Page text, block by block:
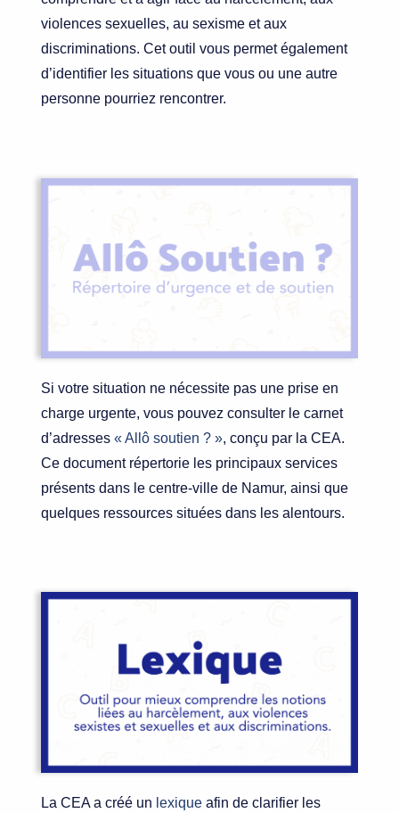
violences sexuelles, au sexisme et aux
discriminations. Cet outil vous permet également
d’identifier les situations que vous ou une autre
personne pourriez rencontrer.
Si votre situation ne nécessite pas une prise en
charge urgente, vous pouvez consulter le carnet
d’adresses « Allô soutien ? », conçu par la CEA.
Ce document répertorie les principaux services
présents dans le centre-ville de Namur, ainsi que
quelques ressources situées dans les alentours.
La CEA a créé un lexique afin de clarifier les